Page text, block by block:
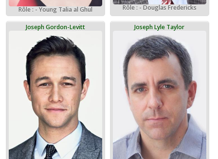
Rôle : - Young Talia al Ghul Rôle : - Douglas Fredericks
Joseph Gordon-Levitt Joseph Lyle Taylor